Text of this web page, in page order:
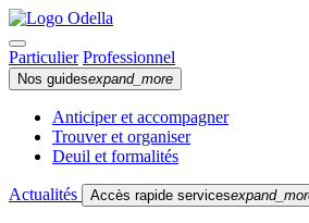
Particulier Professionnel
Nos guidesexpand_more
Anticiper et accompagner
Trouver et organiser
Deuil et formalités
Actualités Accès rapide services